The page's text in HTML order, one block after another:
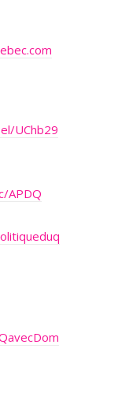
UChb29
APDQ